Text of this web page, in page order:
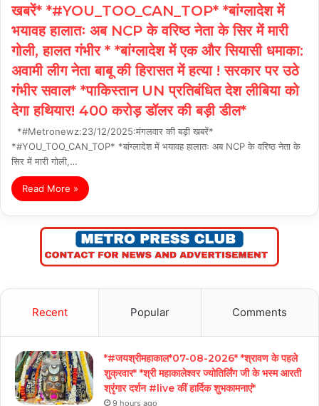
खबरें* *#YOU_TOO_CAN_TOP* *बांग्लादेश में
भयावह हालातः अब NCP के वरिष्ठ नेता के सिर में मारी
गोली, हालत गंभीर * *बांग्लादेश में एक और सियासी धमाका:
अवामी लीग नेता बाबू की हिरासत में हत्या ! सरकार पर उठे
गंभीर सवाल* *पाकिस्तान UN प्रतिबंधित देश लीबिया को
देगा हथियार! 400 करोड़ डॉलर की बड़ी डील*
*#Metronewz:23/12/2025:मंगलवार की बड़ी खबरें*
*#YOU_TOO_CAN_TOP* *बांग्लादेश में भयावह हालातः अब NCP के वरिष्ठ नेता के
सिर में मारी गोली,…
Read More »
Recent Popular Comments
*#जयश्रीमहाकाल*07-08-2026* *श्रावण के पहले
शुक्रवार* *श्री महाकालेश्वर ज्योतिर्लिंग जी के भस्म आरती
श्रृंगार दर्शन #live कीं हार्दिक शुभकामनाएं*
9 hours ago